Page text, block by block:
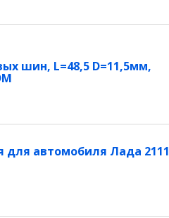
шин, L=48,5 D=11,5мм,
для автомобиля Лада 2111